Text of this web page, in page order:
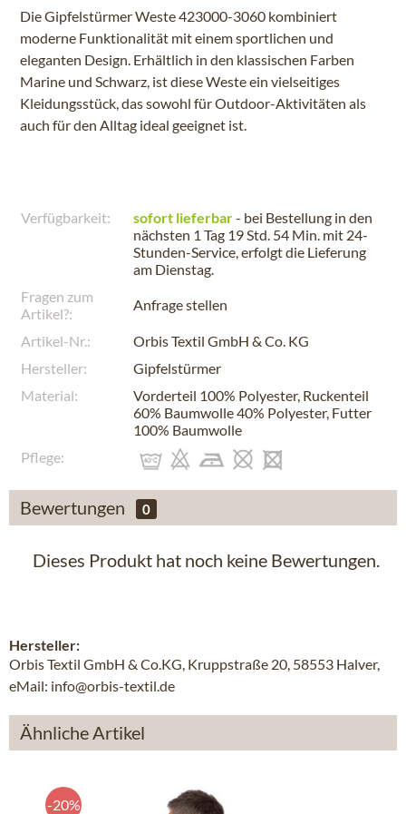
Die Gipfelstürmer Weste 423000-3060 kombiniert
moderne Funktionalität mit einem sportlichen und
eleganten Design. Erhältlich in den klassischen Farben
Marine und Schwarz, ist diese Weste ein vielseitiges
Kleidungsstück, das sowohl für Outdoor-Aktivitäten als
auch für den Alltag ideal geeignet ist.
Verfügbarkeit: sofort lieferbar- bei Bestellung in den
nächsten 1 Tag 19 Std. 54 Min. mit 24-
Stunden-Service, erfolgt die Lieferung
am Dienstag.
Fragen zum
Artikel?:
Anfrage stellen
Artikel-Nr.:
Orbis Textil GmbH & Co. KG
Hersteller:
Gipfelstürmer
Material:
Vorderteil 100% Polyester, Ruckenteil
60% Baumwolle 40% Polyester, Futter
100% Baumwolle
Pflege:
Bewertungen 0
Dieses Produkt hat noch keine Bewertungen.
Hersteller:
Orbis Textil GmbH & Co.KG, Kruppstraße 20, 58553 Halver,
eMail: info@orbis-textil.de
Ähnliche Artikel
-20%